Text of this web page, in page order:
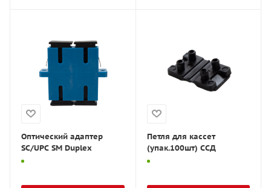
Оптический адаптер
SC/UPC SM Duplex
Петля для кассет
(упак.100шт) ССД